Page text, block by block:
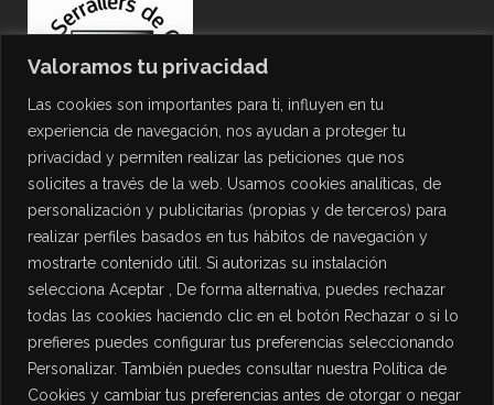
Valoramos tu privacidad
Las cookies son importantes para ti, influyen en tu
experiencia de navegación, nos ayudan a proteger tu
privacidad y permiten realizar las peticiones que nos
solicites a través de la web. Usamos cookies analíticas, de
personalización y publicitarias (propias y de terceros) para
realizar perfiles basados en tus hábitos de navegación y
mostrarte contenido útil. Si autorizas su instalación
selecciona Aceptar , De forma alternativa, puedes rechazar
todas las cookies haciendo clic en el botón Rechazar o si lo
prefieres puedes configurar tus preferencias seleccionando
Personalizar. También puedes consultar nuestra Política de
Cookies y cambiar tus preferencias antes de otorgar o negar
PROTECCIÓN DE DATOS
Política de Privacidad
Política de Cookies
Aviso Legal